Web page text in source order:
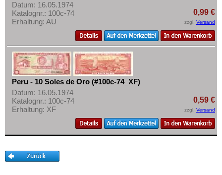
Datum: 16.05.1974
Katalognr.: 100c-74
Erhaltung: AU
0,99 €
zzgl. Versand
Peru - 10 Soles de Oro (#100c-74_XF)
Datum: 16.05.1974
Katalognr.: 100c-74
Erhaltung: XF
0,59 €
zzgl. Versand